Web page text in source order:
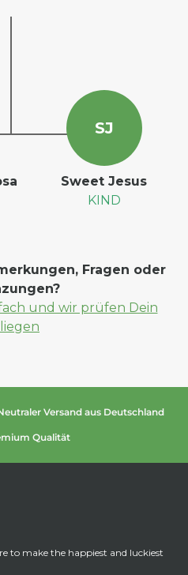
SJ
Sweet Jesus
KIND
Fragen oder
und wir prüfen Dein
Versand aus Deutschland
Qualität
to make the happiest and luckiest